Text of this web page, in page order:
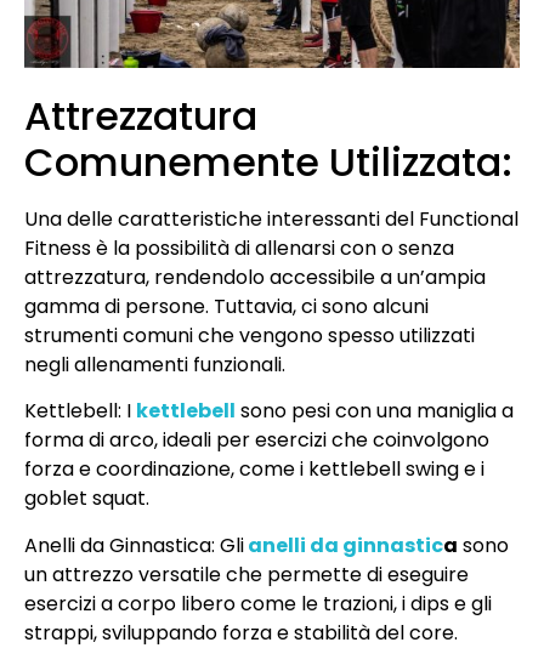
Attrezzatura
Comunemente Utilizzata:
Una delle caratteristiche interessanti del Functional
Fitness è la possibilità di allenarsi con o senza
attrezzatura, rendendolo accessibile a un’ampia
gamma di persone. Tuttavia, ci sono alcuni
strumenti comuni che vengono spesso utilizzati
negli allenamenti funzionali.
Kettlebell: I kettlebell sono pesi con una maniglia a
forma di arco, ideali per esercizi che coinvolgono
forza e coordinazione, come i kettlebell swing e i
goblet squat.
Anelli da Ginnastica: Glianelli da ginnastica sono
un attrezzo versatile che permette di eseguire
esercizi a corpo libero come le trazioni, i dips e gli
strappi, sviluppando forza e stabilità del core.